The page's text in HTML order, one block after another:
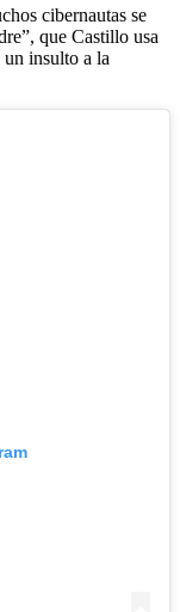
cibernautas se
que Castillo usa
insulto a la